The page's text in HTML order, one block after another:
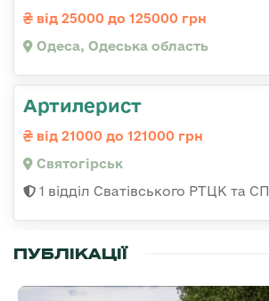
від 25000 до 125000 грн
Одеса, Одеська область
Артилерист
від 21000 до 121000 грн
Святогірськ
1 відділ Сватівського РТЦК та СП
ПУБЛІКАЦІЇ